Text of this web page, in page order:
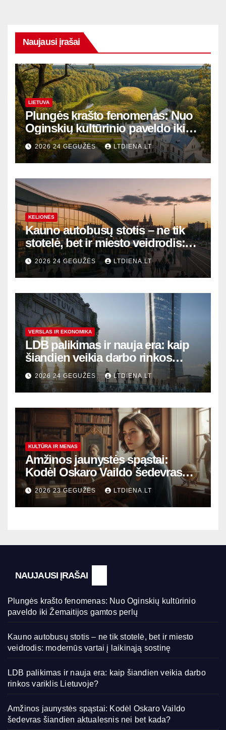
Naujausi įrašai
LIETUVA
Plungės krašto fenomenas: Nuo
Oginskių kultūrinio paveldo iki
Žemaitijos gamtos perlų
2026 24 GEGUŽĖS LTDIENA.LT
KELIONĖS
Kauno autobusų stotis – ne tik
stotelė, bet ir miesto veidrodis:
modernūs vartai į laikinąją
sostinę
2026 24 GEGUŽĖS LTDIENA.LT
VERSLAS IR EKONOMIKA
LDB palikimas ir nauja era: kaip
šiandien veikia darbo rinkos
variklis Lietuvoje?
2026 24 GEGUŽĖS LTDIENA.LT
KULTŪRA IR MENAS
Amžinos jaunystės spąstai:
Kodėl Oskaro Vaildo šedevras
šiandien aktualesnis nei bet
kada?
2026 23 GEGUŽĖS LTDIENA.LT
NAUJAUSI ĮRAŠAI
Plungės krašto fenomenas: Nuo Oginskių kultūrinio
paveldo iki Žemaitijos gamtos perlų
Kauno autobusų stotis – ne tik stotelė, bet ir miesto
veidrodis: modernūs vartai į laikinąją sostinę
LDB palikimas ir nauja era: kaip šiandien veikia darbo
rinkos variklis Lietuvoje?
Amžinos jaunystės spąstai: Kodėl Oskaro Vaildo
šedevras šiandien aktualesnis nei bet kada?